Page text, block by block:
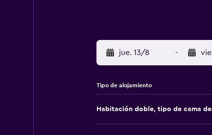
jue. 13/8 -
Tipo de alojamiento
Habitación doble, tipo de cama